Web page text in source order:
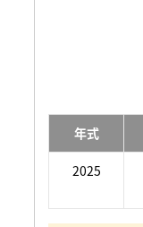
年式
2025